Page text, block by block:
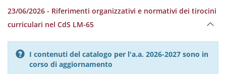
23/06/2026 - Riferimenti organizzativi e normativi dei tirocini
curriculari nel CdS LM-65
I contenuti del catalogo per l'a.a. 2026-2027 sono in
corso di aggiornamento